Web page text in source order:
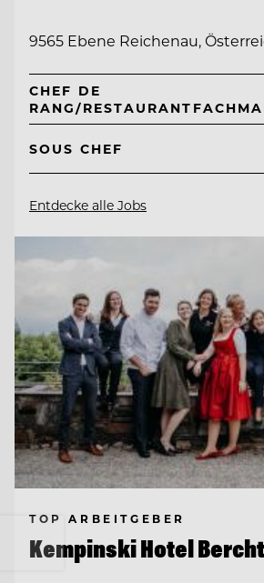
9565 Ebene Reichenau,
CHEF DE
RANG/
SOUS CHEF
Entdecke alle Jobs
TOP ARBEITGEBER
Kempinski Hotel